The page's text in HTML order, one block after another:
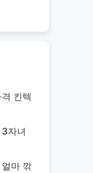
킨텍
자녀
마 깎